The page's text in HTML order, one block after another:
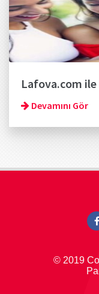
Lafova.com
Devamını Gör
© 2019